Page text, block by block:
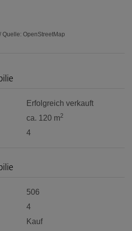
OpenStreetMap
Erfolgreich verkauft
ca. 120 m2
4
506
4
Kauf